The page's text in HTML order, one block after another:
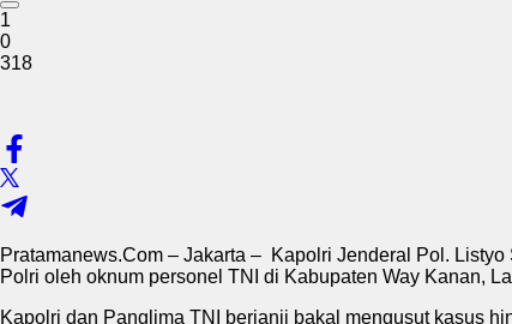
1
0
318
Pratamanews.Com – Jakarta – Kapolri Jenderal Pol.
Polri oleh oknum personel TNI di Kabupaten Way Kanan,
Kapolri dan Panglima TNI berjanji bakal mengusut kasus